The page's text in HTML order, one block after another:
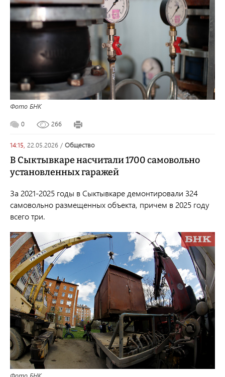
Фото БНК
0 266
14:15, 22.05.2026 / общество
В Сыктывкаре насчитали 1700 самовольно
установленных гаражей
За 2021-2025 годы в Сыктывкаре демонтировали 324
самовольно размещенных объекта, причем в 2025 году
всего три.
Фото БНК